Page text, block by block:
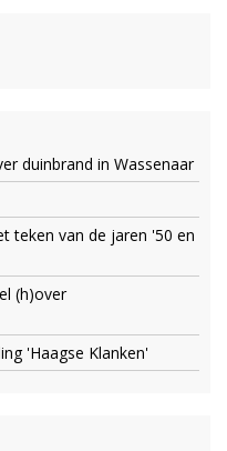
duinbrand in Wassenaar
teken van de jaren '50 en
(h)over
'Haagse Klanken'